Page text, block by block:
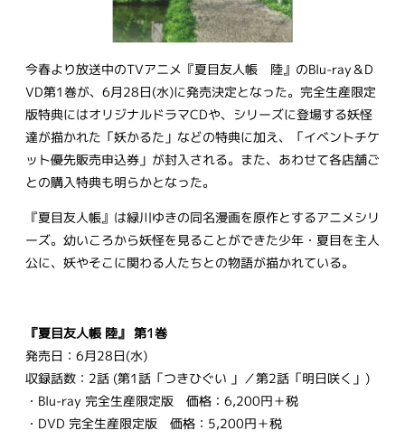
今春より放送中のTVアニメ『夏目友人帳 陸』のBlu-ray＆D
VD第1巻が、6月28日(水)に発売決定となった。完全生産限定
版特典にはオリジナルドラマCDや、シリーズに登場する妖怪
達が描かれた「妖かるた」などの特典に加え、「イベントチケ
ット優先販売申込券」が封入される。また、あわせて各店舗ご
との購入特典も明らかとなった。
『夏目友人帳』は緑川ゆきの同名漫画を原作とするアニメシリ
ーズ。幼いころから妖怪を見ることができた少年・夏目を主人
公に、妖やそこに関わる人たちとの物語が描かれている。
『夏目友人帳 陸』 第1巻
発売日：6月28日(水)
収録話数：2話 (第1話「つきひぐい 」／第2話「明日咲く」)
・Blu-ray 完全生産限定版 価格：6,200円＋税
・DVD 完全生産限定版 価格：5,200円＋税